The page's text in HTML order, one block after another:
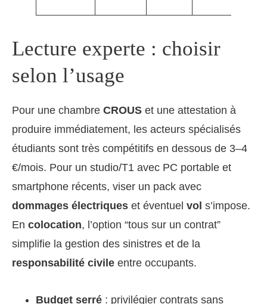
Lecture experte : choisir
selon l’usage
Pour une chambre CROUS et une attestation à
produire immédiatement, les acteurs spécialisés
étudiants sont très compétitifs en dessous de 3–4
€/mois. Pour un studio/T1 avec PC portable et
smartphone récents, viser un pack avec
dommages électriques et éventuel vol s’impose.
En colocation, l’option “tous sur un contrat”
simplifie la gestion des sinistres et de la
responsabilité civile entre occupants.
Budget serré : privilégier contrats sans